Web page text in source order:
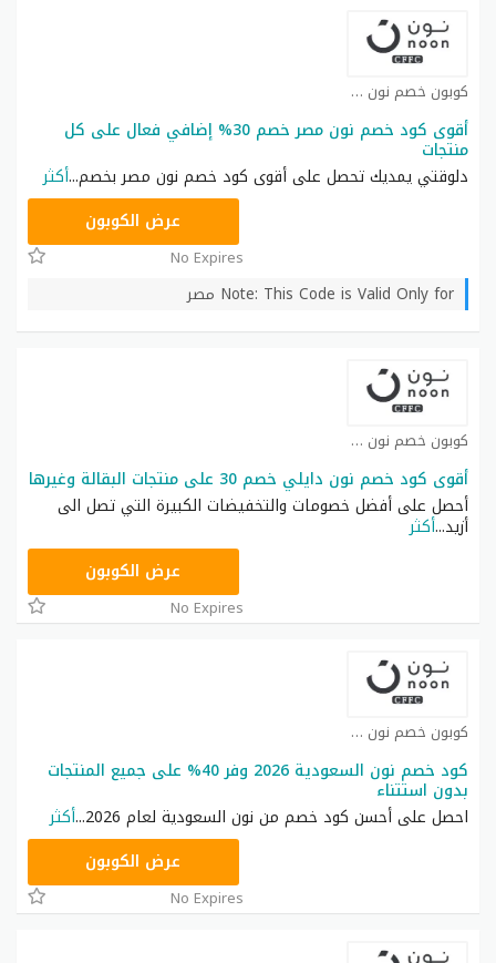
كوبون خصم نون كوبون
أقوى كود خصم نون مصر خصم 30% إضافي فعال على كل
منتجات
دلوقتي يمديك تحصل على أقوى كود خصم نون مصر بخصم...أكثر
AB473عرض الكوبون
No Expires
Note: This Code is Valid Only for مصر
كوبون خصم نون كوبون
أقوى كود خصم نون دايلي خصم 30 على منتجات البقالة وغيرها
أحصل على أفضل خصومات والتخفيضات الكبيرة التي تصل الى
أزيد...أكثر
عرض الكوبون
No Expires
كوبون خصم نون كوبون
كود خصم نون السعودية 2026 وفر 40% على جميع المنتجات
بدون استتناء
احصل على أحسن كود خصم من نون السعودية لعام 2026
...أكثر
RRF24عرض الكوبون
No Expires